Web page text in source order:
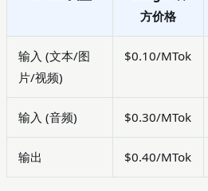
方价格
输入 (文本/图
片/视频)
$0.10/MTok
输入 (音频) $0.30/MTok
输出 $0.40/MTok